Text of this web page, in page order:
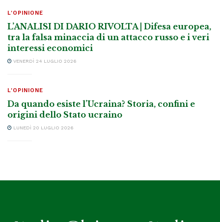
L'OPINIONE
L’ANALISI DI DARIO RIVOLTA | Difesa europea,
tra la falsa minaccia di un attacco russo e i veri
interessi economici
VENERDÌ 24 LUGLIO 2026
L'OPINIONE
Da quando esiste l’Ucraina? Storia, confini e
origini dello Stato ucraino
LUNEDÌ 20 LUGLIO 2026